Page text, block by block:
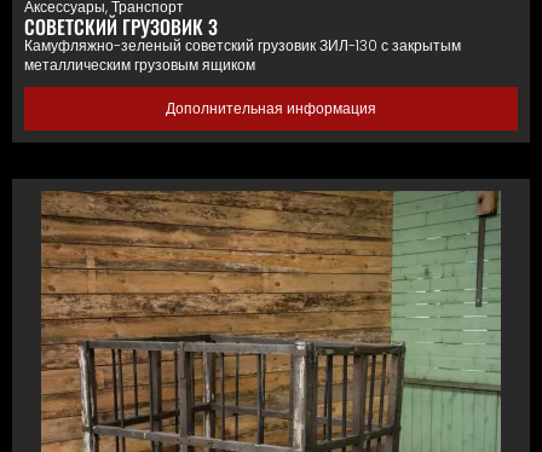
Аксессуары,Транспорт
СОВЕТСКИЙ ГРУЗОВИК 3
Камуфляжно-зеленый советский грузовик ЗИЛ-130 с закрытым
металлическим грузовым ящиком
Дополнительная информация